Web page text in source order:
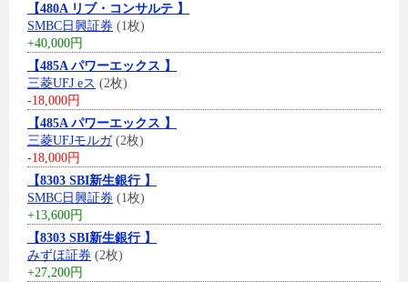
【480A リブ・コンサルテ 】
SMBC日興証券 (1枚)
+40,000円
【485A パワーエックス 】
三菱UFJ eス (2枚)
-18,000円
【485A パワーエックス 】
三菱UFJモルガ(2枚)
-18,000円
【8303 SBI新生銀行 】
SMBC日興証券 (1枚)
+13,600円
【8303 SBI新生銀行 】
みずほ証券 (2枚)
+27,200円